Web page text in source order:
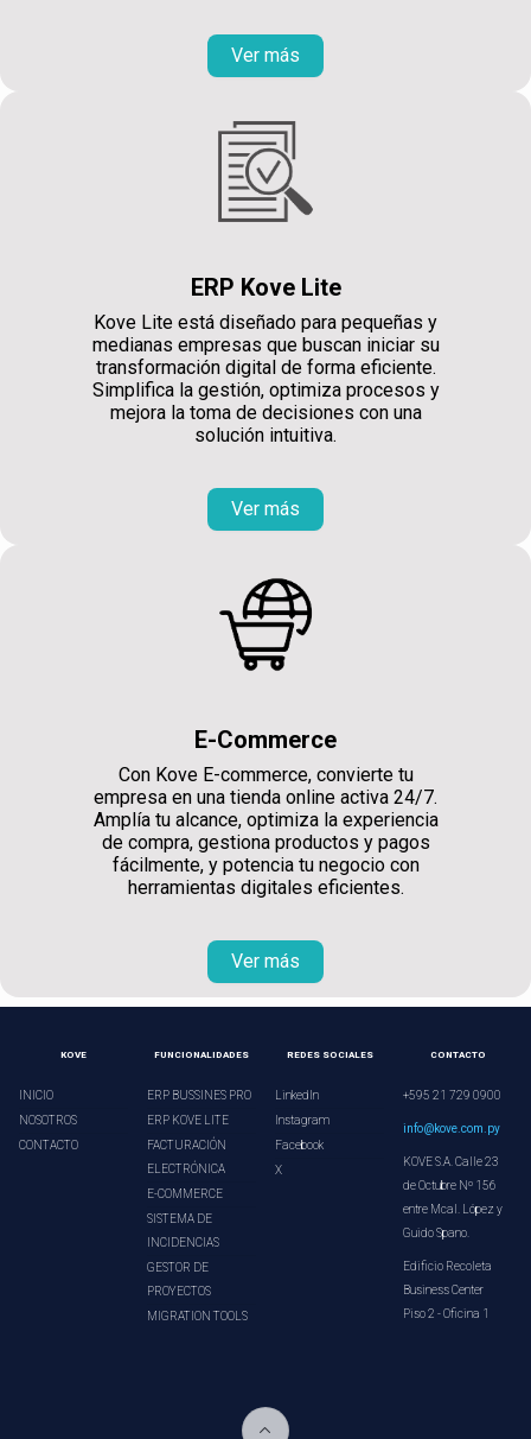
Ver más
ERP Kove Lite
Kove Lite está diseñado para pequeñas y
medianas empresas que buscan iniciar su
transformación digital de forma eficiente.
Simplifica la gestión, optimiza procesos y
mejora la toma de decisiones con una
solución intuitiva.
Ver más
E-Commerce
Con Kove E-commerce, convierte tu
empresa en una tienda online activa 24/7.
Amplía tu alcance, optimiza la experiencia
de compra, gestiona productos y pagos
fácilmente, y potencia tu negocio con
herramientas digitales eficientes.
Ver más
KOVE
INICIO
NOSOTROS
CONTACTO
FUNCIONALIDADES
ERP BUSSINES PRO
ERP KOVE LITE
FACTURACIÓN
ELECTRÓNICA
E-COMMERCE
SISTEMA DE
INCIDENCIAS
GESTOR DE
PROYECTOS
MIGRATION TOOLS
REDES SOCIALES
LinkedIn
Instagram
Facebook
X
CONTACTO
+595 21 729 0900
info@kove.com.py
KOVE S.A. Calle 23
de Octubre Nº 156
entre Mcal. López y
Guido Spano.
Edificio Recoleta
Business Center
Piso 2 - Oficina 1